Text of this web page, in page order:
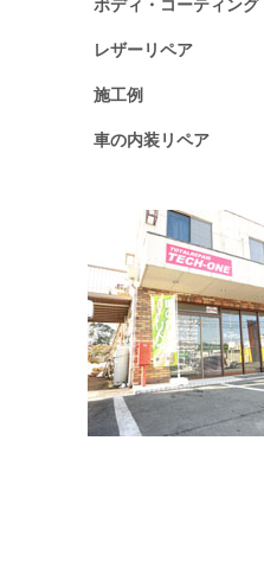
ボディ・コーティング
レザーリペア
施工例
車の内装リペア